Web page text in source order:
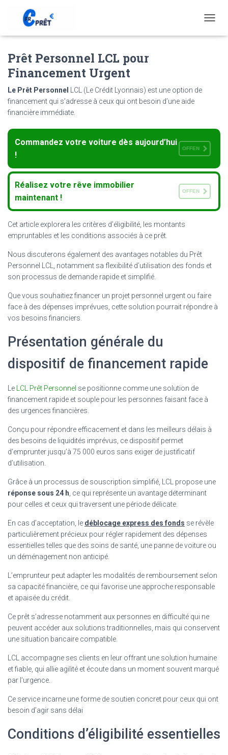
O
T
N
Prêt Personnel LCL pour
Financement Urgent
Le Prêt Personnel
LCL (Le Crédit Lyonnais) est une option de
financement qui s’adresse à ceux qui ont besoin d’une aide
financière immédiate.
Commandez votre voiture dès aujourd’hui
!
OFFEN
Réalisez votre rêve immobilier
maintenant !
OFFEN
Cet article explorera les critères d’éligibilité, les montants
empruntables et les conditions associés à ce prêt.
Nous discuterons également des avantages notables du Prêt
Personnel LCL, notamment sa flexibilité d’utilisation des fonds et
son processus de demande rapide et simplifié.
Que vous souhaitiez financer un projet personnel urgent ou faire
face à des dépenses imprévues, cette solution pourrait répondre à
vos besoins financiers.
Présentation générale du
dispositif de financement rapide
Le LCL Prêt Personnel se positionne comme une solution de
financement rapide et souple pour les personnes faisant face à
des urgences financières.
Conçu pour répondre efficacement et dans les meilleurs délais à
des besoins de liquidités imprévus, ce dispositif permet
d’emprunter jusqu’à 75 000 euros sans exiger de justificatif
d’utilisation.
Grâce à un processus de souscription simplifié, LCL propose une
réponse sous 24 h , ce qui représente un avantage déterminant
pour celles et ceux qui traversent une période délicate.
En cas d’acceptation, le déblocage express des fonds se révèle
particulièrement précieux pour régler rapidement des dépenses
essentielles telles que des soins de santé, une panne de voiture ou
un déménagement non anticipé.
L’emprunteur peut adapter les modalités de remboursement selon
sa capacité financière, ce qui favorise une approche responsable
et apaisée du crédit.
Ce prêt s’adresse notamment aux personnes en difficulté qui ne
peuvent accéder aux solutions traditionnelles, mais qui conservent
une situation bancaire compatible.
LCL accompagne ses clients en leur offrant une solution humaine
et fiable, qui allie agilité et écoute dans un moment souvent marqué
par l’urgence.
Ce service incarne une forme de soutien concret pour ceux qui ont
besoin d’agir sans délai
Conditions d’éligibilité essentielles